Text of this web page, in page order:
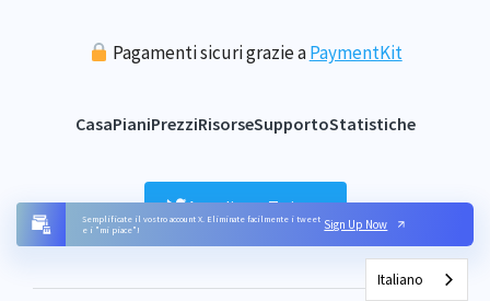
Semplificate il vostro account X. Eliminate facilmente i tweet
e i "mi piace"!
Sign Up Now
Pagamenti sicuri grazie aPaymentKit
CasaPianiPrezziRisorseSupportoStatistiche
Accedi con Twitter
Italiano